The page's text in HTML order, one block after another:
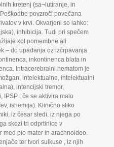
kretenj (sa¬lutiranje,in
povzroči povečana
v krvi. Okvarjeni so lahko:
,inhibicija. Tudi pri spečem
kot pomembne ali
– do upadanja oz izčrpavanja
,inkontinenca blata in
Intracerebralni hematom je
,intelektualne,intelektualni
,intencijski tremor,
, IPSP : če se aktivira malo
,ishemija). Klinično sliko
,iz česar sledi,iz njega po
skozi tri odprtinice v
med pio mater in arachnoideo.
ter tvori sulkuse ,iz njih